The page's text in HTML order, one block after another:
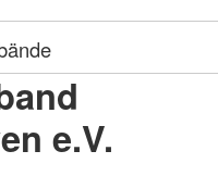
e.V.